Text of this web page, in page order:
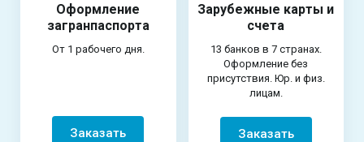
Оформление
загранпаспорта
От 1 рабочего дня.
Заказать
Зарубежные карты и
счета
13 банков в 7 странах.
Оформление без
присутствия. Юр. и физ.
лицам.
Заказать